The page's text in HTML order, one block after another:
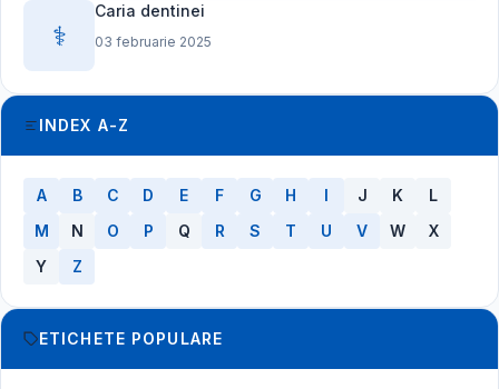
⚕️
Caria dentinei
03 februarie 2025
INDEX A-Z
A B C D E F G H I J K
L
M
N O P Q R S T U V W
X
Y
Z
ETICHETE POPULARE